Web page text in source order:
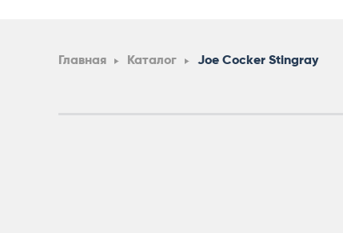
Главная Каталог Joe Cocker Stingray